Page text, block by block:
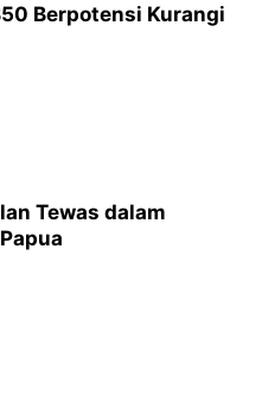
Berpotensi Kurangi
Tewas dalam